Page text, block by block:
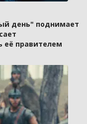
день" поднимает
её правителем